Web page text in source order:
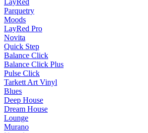
LayRed
Parquetry
Moods
LayRed Pro
Novita
Quick Step
Balance Click
Balance Click Plus
Pulse Click
Tarkett Art Vinyl
Blues
Deep House
Dream House
Lounge
Murano